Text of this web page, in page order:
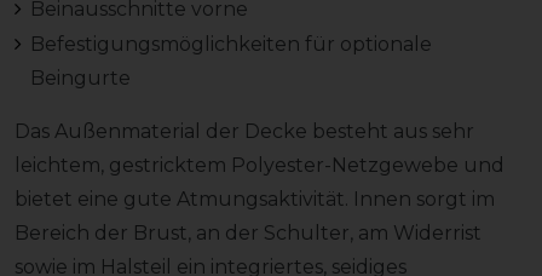
Beinausschnitte vorne
Befestigungsmöglichkeiten für optionale
Beingurte
Das Außenmaterial der Decke besteht aus sehr
leichtem, gestricktem Polyester-Netzgewebe und
bietet eine gute Atmungsaktivität. Innen sorgt im
Bereich der Brust, an der Schulter, am Widerrist
sowie im Halsteil ein integriertes, seidiges